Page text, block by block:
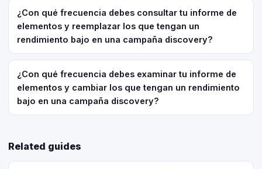
¿Con qué frecuencia debes consultar tu informe de
elementos y reemplazar los que tengan un
rendimiento bajo en una campaña discovery?
¿Con qué frecuencia debes examinar tu informe de
elementos y cambiar los que tengan un rendimiento
bajo en una campaña discovery?
Related guides